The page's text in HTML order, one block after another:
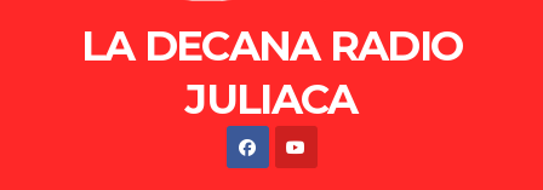
LA DECANA RADIO
JULIACA